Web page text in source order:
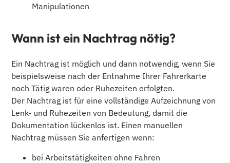
Manipulationen
Wann ist ein Nachtrag nötig?
Ein Nachtrag ist möglich und dann notwendig, wenn Sie
beispielsweise nach der Entnahme Ihrer Fahrerkarte
noch Tätig waren oder Ruhezeiten erfolgten.
Der Nachtrag ist für eine vollständige Aufzeichnung von
Lenk- und Ruhezeiten von Bedeutung, damit die
Dokumentation lückenlos ist. Einen manuellen
Nachtrag müssen Sie anfertigen wenn:
bei Arbeitstätigkeiten ohne Fahren